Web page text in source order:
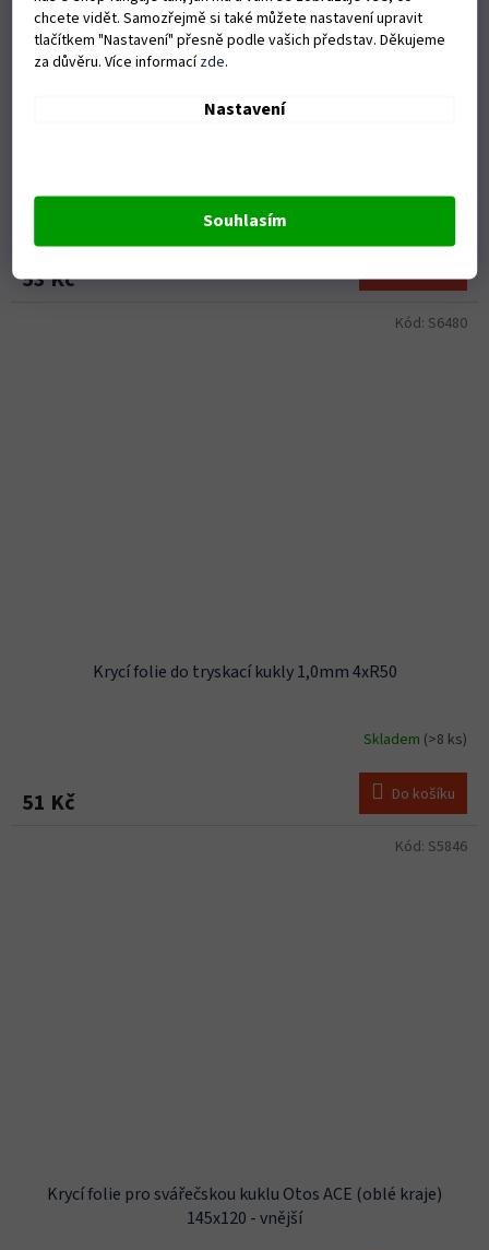
chcete vidět. Samozřejmě si také můžete nastavení upravit
tlačítkem "Nastavení" přesně podle vašich představ. Děkujeme
za důvěru. Více informacízde.
Nastavení
Souhlasím
53 Kč
Krycí folie do tryskací kukly 1,0mm 4xR50
Skladem (>8 ks)
51 Kč Do košíku
Kód: S6480
Krycí folie pro svářečskou kuklu Otos ACE (oblé kraje)
145x120 - vnější
Kód: S5846